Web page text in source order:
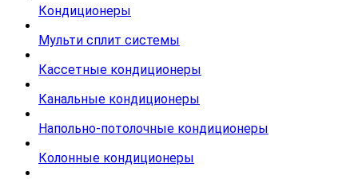
Кондиционеры
Мульти сплит системы
Кассетные кондиционеры
Канальные кондиционеры
Напольно-потолочные кондиционеры
Колонные кондиционеры